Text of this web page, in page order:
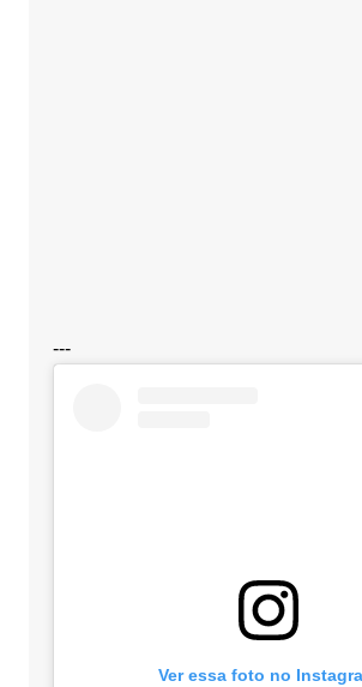
---
Ver essa foto no